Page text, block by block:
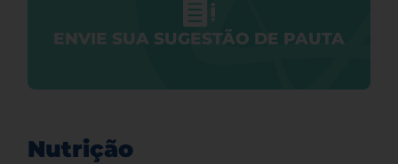
ENVIE SUA SUGESTÃO DE PAUTA
Nutrição